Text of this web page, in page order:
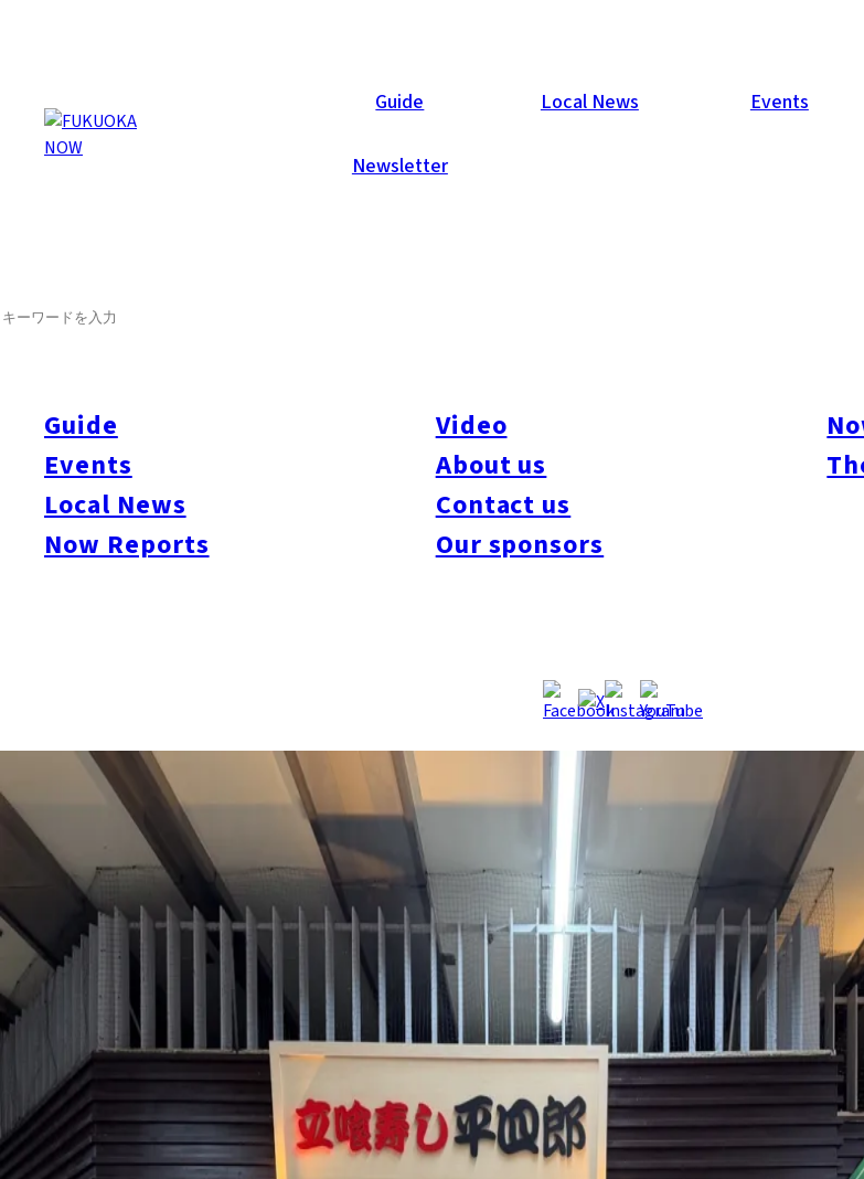
Guide Local News Events
Newsletter
Guide
Events
Local News
Now Reports
Video
About us
Contact us
Our sponsors
Now Reports
多彩なすし店が市内各地に暖簾を掲げています。醤油だけでなく、柑橘や塩で食べる「小倉前（北九州前）
気軽さと奥深さが同居しているのが北九州のすしの魅力です。
近年は「すしの都」を掲げた取り組みも進み、街全体ですし文化を発信中。肩肘張らずに一貫から楽しめる
旅の途中で北九州のすし文化に触れるなら、まずは小倉駅から。新幹線改札内にある「立喰寿し 平四郎」は